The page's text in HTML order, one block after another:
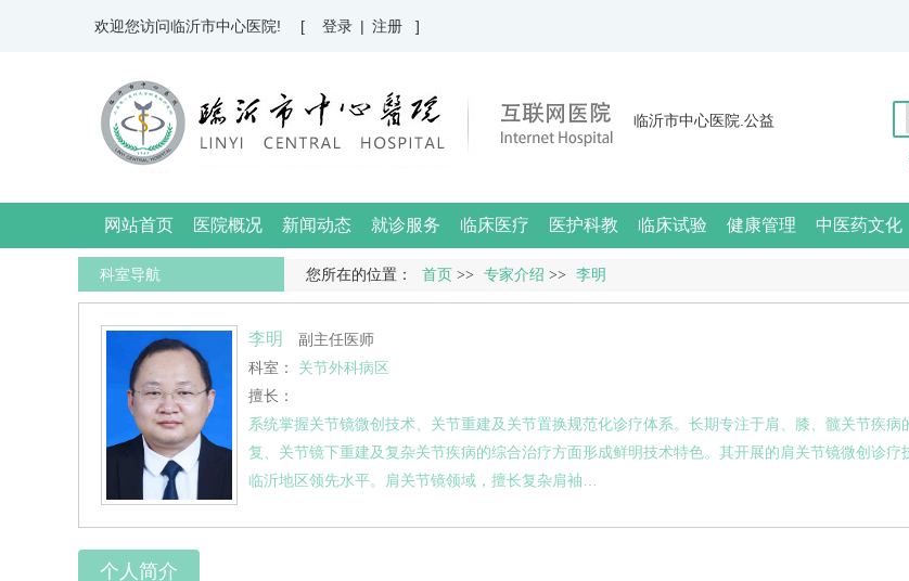
欢迎您访问临沂市中心医院! [ 登录 | 注册 ]
临沂市中心医院.公益
网站首页 医院概况 新闻动态 就诊服务 临床医疗 医护科教 临床试验 健康管理 中医药文化
您所在的位置： 首页 >> 专家介绍 >> 李明
科室导航
李明
副主任医师
科室： 关节外科病区
擅长：
系统掌握关节镜微创技术、关节重建及关节置换规范化诊疗体系。长期专注于肩、膝、髋关节疾
复、关节镜下重建及复杂关节疾病的综合治疗方面形成鲜明技术特色。其开展的肩关节镜微创诊
临沂地区领先水平。肩关节镜领域，擅长复杂肩袖…
个人简介